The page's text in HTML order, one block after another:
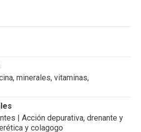
minerales, vitaminas,
| Acción depurativa, drenante y
y colagogo